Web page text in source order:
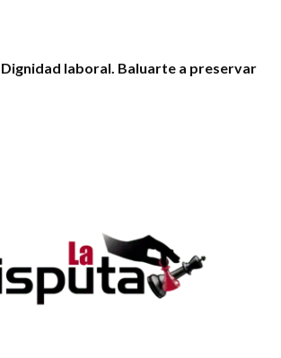
Dignidad laboral. Baluarte a preservar